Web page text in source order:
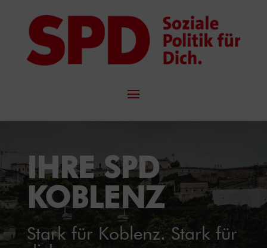
IHRE SPD
KOBLENZ
Stark für Koblenz. Stark für